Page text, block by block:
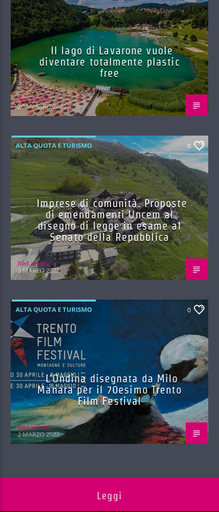
Il lago di Lavarone vuole
diventare totalmente plastic
free
Red.azione
26 MAGGIO 2022
ALTA QUOTA E TURISMO 0
Imprese di comunità. Proposte
di emendamenti Uncem al
disegno di legge in esame al
Senato della Repubblica
Red.azione
3 MARZO 2022
ALTA QUOTA E TURISMO 0
L’Ondina disegnata da Milo
Manara per il 70esimo Trento
Film Festival
Red.azione
2 MARZO 2022
Leggi